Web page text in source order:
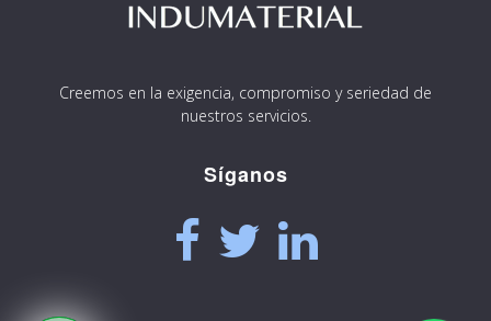
Creemos en la exigencia, compromiso y seriedad de
nuestros servicios.
Síganos